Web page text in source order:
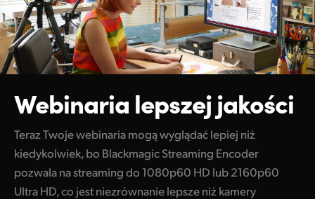
Webinaria lepszej jakości
Teraz Twoje webinaria mogą wyglądać lepiej niż
kiedykolwiek, bo Blackmagic Streaming Encoder
pozwala na streaming do 1080p60 HD lub 2160p60
Ultra HD, co jest niezrównanie lepsze niż kamery